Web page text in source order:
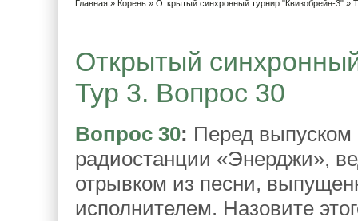
Главная » Корень » Открытый синхронный турнир "Квизобрейн-3" »
Открытый
Тур 3. Вопрос 30
Вопрос 30: Перед выпуском
радиостанции «Энерджи»,
отрывком из песни,
исполнителем. Назовите